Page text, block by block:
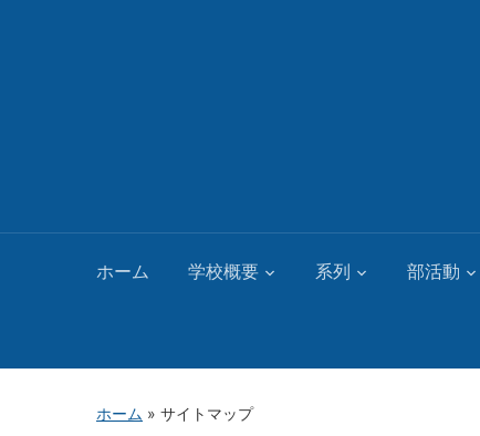
ホーム 学校概要 系列 部活動
ホーム » サイトマップ